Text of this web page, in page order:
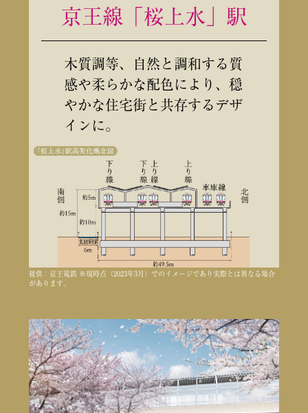
提供：京王電鉄 ※現時点（2023年3月）でのイメージであり実際とは異なる場合
があります。
京王線「桜上水」駅
木質調等、自然と調和する質
感や柔らかな配色により、穏
やかな住宅街と共存するデザ
インに。